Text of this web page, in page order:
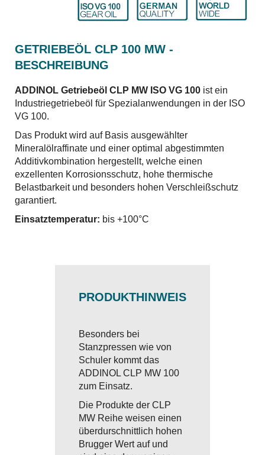
GETRIEBEÖL CLP 100 MW -
BESCHREIBUNG
ADDINOL Getriebeöl CLP MW ISO VG 100 ist ein
Industriegetriebeöl für Spezialanwendungen in der ISO
VG 100.
Das Produkt wird auf Basis ausgewählter
Mineralölraffinate und einer optimal abgestimmten
Additivkombination hergestellt, welche einen
exzellenten Korrosionsschutz, hohe thermische
Belastbarkeit und besonders hohen Verschleißschutz
garantiert.
Einsatztemperatur: bis +100°C
PRODUKTHINWEIS
Besonders bei
Stanzpressen wie von
Schuler kommt das
ADDINOL CLP MW 100
zum Einsatz.
Die Produkte der CLP
MW Reihe weisen einen
überdurschnittlich hohen
Brugger Wert auf und